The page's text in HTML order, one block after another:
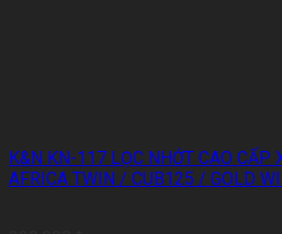
K&N KN-117 LỌC NHỚT CAO CẤP
AFRICA TWIN / CUB125 / GOLD